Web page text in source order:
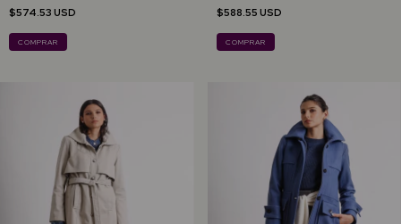
$574.53 USD
COMPRAR
$588.55 USD
COMPRAR